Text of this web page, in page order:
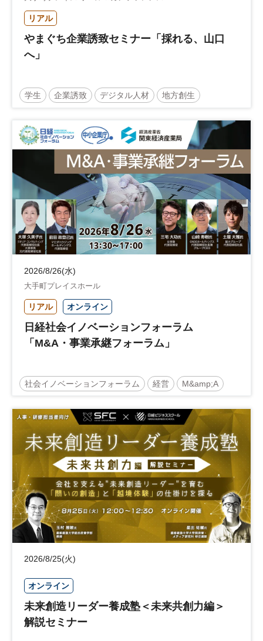
リアル
やまぐち企業誘致セミナー「採れる、山口
へ」
学生 企業誘致 デジタル人材 地方創生
地域活性化 自治体
2026/8/26(水)
大手町プレイスホール
リアル オンライン
日経社会イノベーションフォーラム
「M&A・事業承継フォーラム」
社会イノベーションフォーラム 経営 M&amp;A
事業承継 中堅中小企業
日経社会イノベーションフォーラム 参加無料
2026/8/25(火)
オンライン
未来創造リーダー養成塾＜未来共創力編＞
解説セミナー